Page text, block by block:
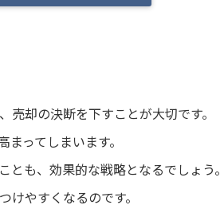
却の決断を下すことが大切です。
ってしまいます。
も、効果的な戦略となるでしょう。
やすくなるのです。